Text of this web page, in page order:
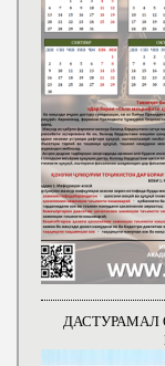
ДАСТУРАМАЛ